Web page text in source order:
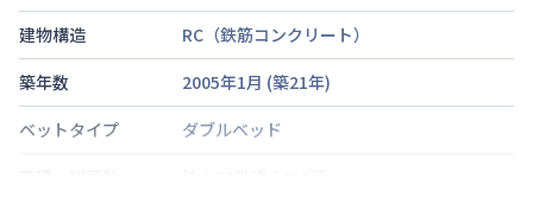
建物構造
RC（鉄筋コンクリート）
築年数
2005年1月 (築21年)
ベットタイプ
ダブルベッド